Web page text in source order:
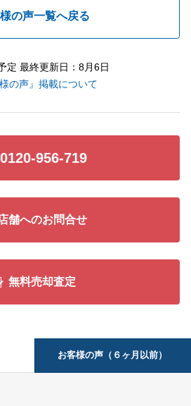
の声一覧へ戻る
定 最終更新日：8月6日
様の声』掲載について
0120-956-719
舗へのお問合せ
無料売却査定
お客様の声（６ヶ月以前）